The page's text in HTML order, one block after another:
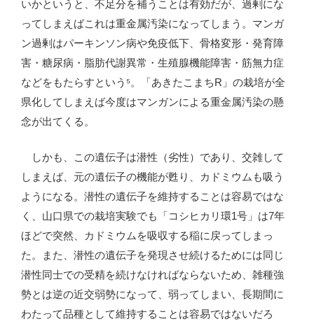
いかというと、不足分を補うことは有効だが、過剰にな
ってしまえばこれは重金属汚染になってしまう。マンガ
ン過剰はパーキンソン病や免疫低下、骨格変形・発育障
害・糖尿病・脂肪代謝異常・生殖腺機能障害・筋無力症
などをもたらすという⁵。「あきたこまちR」の栽培が全
県化してしまえば今度はマンガンによる重金属汚染の懸
念が出てくる。
しかも、この遺伝子は潜性（劣性）であり、交雑して
しまえば、元の遺伝子の機能が甦り、カドミウムも吸う
ようになる。潜性の遺伝子を維持することは容易ではな
く、山口県での栽培実験でも「コシヒカリ環1号」は7年
ほどで突然、カドミウムを吸収する稲に戻ってしまっ
た。また、潜性の遺伝子を発現させ続けるためには同じ
潜性同士での受精を続けなければならないため、雑種強
勢とは逆の近交弱勢になって、弱ってしまい、長期間に
わたって品種として維持することは容易ではないだろ